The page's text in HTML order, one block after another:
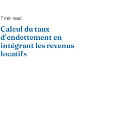
7 min read
Calcul du taux
d’endettement en
intégrant les revenus
locatifs